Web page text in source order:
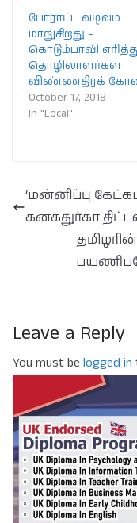
போராட்ட வடிவம்
மாறுகிறது –
கொடும்பாவி
தொழிலாளர்கள்
விண்ணதிரக்
October 17, 2018
In "Local"
‘மன்னிப்பு
கனகதுர்கா
Leave a Reply
You must be logged in